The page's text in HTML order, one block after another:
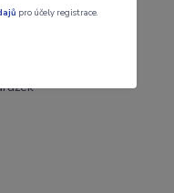
pro účely registrace.